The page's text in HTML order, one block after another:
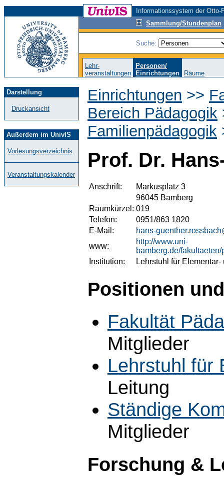
Informationssystem der
Sammlung/Stundenplan
Suche:
Lehr-
veranstaltungen
Personen/
Einrichtungen
Räume
Darstellung
Druckansicht
Außerdem im UnivIS
Vorlesungsverzeichnis
Veranstaltungskalender
Einrichtungen >>
Bereich Pädagogik
Familienpädagogik
Prof. Dr.
Anschrift:
Markusplatz 3
96045 Bamberg
Raumkürzel: 019
Telefon:
0951/863 1820
E-Mail:
hans-
www:
http://www.uni-
bamberg.de/
Institution:
Lehrstuhl für
Positionen
Fakultät
Mitglieder
Lehrstuhl für
Leitung
Ständige
Mitglieder
Forschung &